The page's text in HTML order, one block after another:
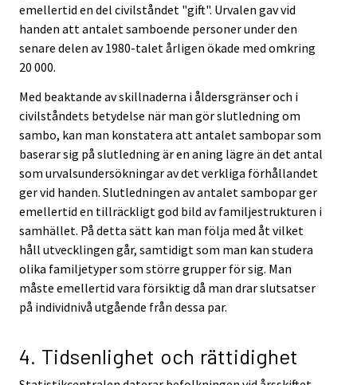
emellertid en del civilståndet "gift". Urvalen gav vid
handen att antalet samboende personer under den
senare delen av 1980-talet årligen ökade med omkring
20 000.
Med beaktande av skillnaderna i åldersgränser och i
civilståndets betydelse när man gör slutledning om
sambo, kan man konstatera att antalet sambopar som
baserar sig på slutledning är en aning lägre än det antal
som urvalsundersökningar av det verkliga förhållandet
ger vid handen. Slutledningen av antalet sambopar ger
emellertid en tillräckligt god bild av familjestrukturen i
samhället. På detta sätt kan man följa med åt vilket
håll utvecklingen går, samtidigt som man kan studera
olika familjetyper som större grupper för sig. Man
måste emellertid vara försiktig då man drar slutsatser
på individnivå utgående från dessa par.
4. Tidsenlighet och rättidighet